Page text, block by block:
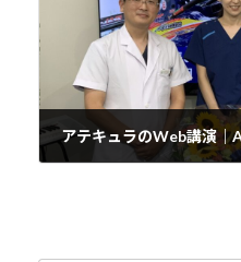
アテキュラのWeb講演